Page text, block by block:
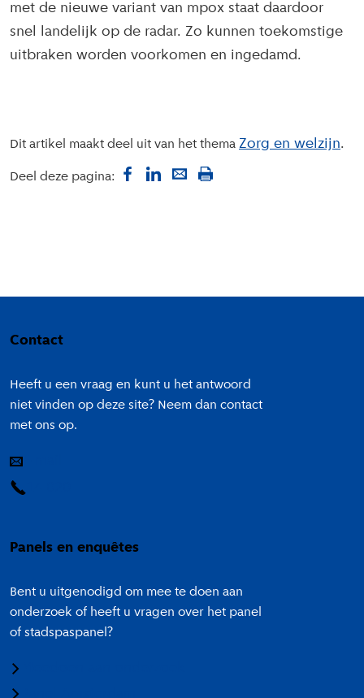
met de nieuwe variant van mpox staat daardoor
snel landelijk op de radar. Zo kunnen toekomstige
uitbraken worden voorkomen en ingedamd.
Dit artikel maakt deel uit van het thema Zorg en welzijn
Deel deze pagina:
Contact
Heeft u een vraag en kunt u het antwoord
niet vinden op deze site? Neem dan contact
met ons op.
Panels en enquêtes
Bent u uitgenodigd om mee te doen aan
onderzoek of heeft u vragen over het panel
of stadspaspanel?